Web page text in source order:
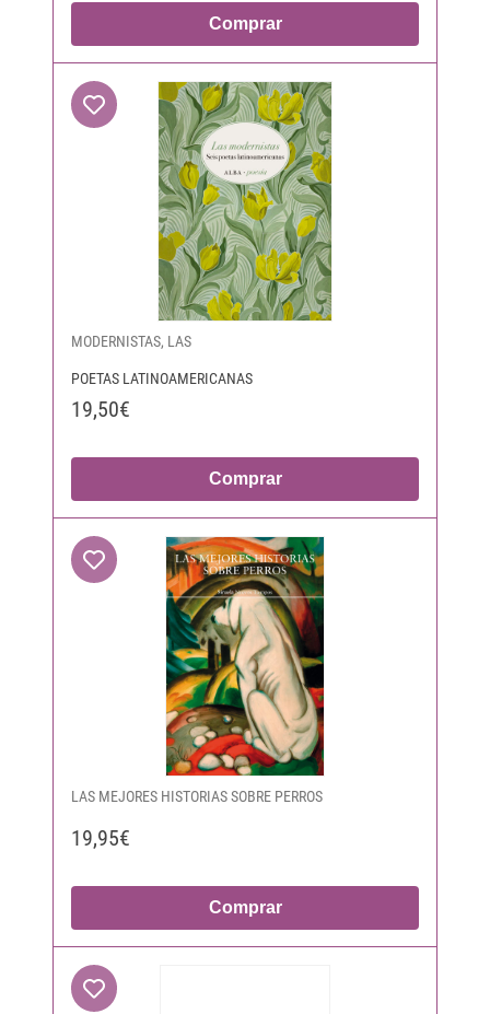
Comprar
MODERNISTAS, LAS
POETAS LATINOAMERICANAS
19,50€
Comprar
LAS MEJORES HISTORIAS SOBRE PERROS
19,95€
Comprar